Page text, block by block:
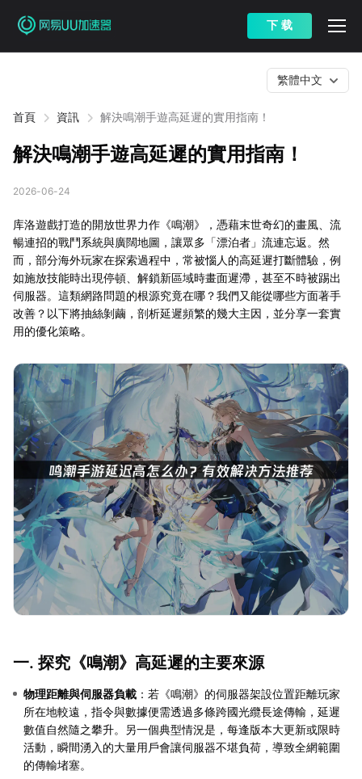
下 载
首頁 資訊 解決鳴潮手遊高延遲的實用指南！
繁體中文
解決鳴潮手遊高延遲的實用指南！
2026-06-24
库洛遊戲打造的開放世界力作《鳴潮》，憑藉末世奇幻的畫風、流
暢連招的戰鬥系統與廣闊地圖，讓眾多「漂泊者」流連忘返。然
而，部分海外玩家在探索過程中，常被惱人的高延遲打斷體驗，例
如施放技能時出現停頓、解鎖新區域時畫面遲滯，甚至不時被踢出
伺服器。這類網路問題的根源究竟在哪？我們又能從哪些方面著手
改善？以下將抽絲剝繭，剖析延遲頻繁的幾大主因，並分享一套實
用的優化策略。
一. 探究《鳴潮》高延遲的主要來源
物理距離與伺服器負載 ：若《鳴潮》的伺服器架設位置距離玩家
所在地較遠，指令與數據便需透過多條跨國光纜長途傳輸，延遲
數值自然隨之攀升。另一個典型情況是，每逢版本大更新或限時
活動，瞬間湧入的大量用戶會讓伺服器不堪負荷，導致全網範圍
的傳輸堵塞。